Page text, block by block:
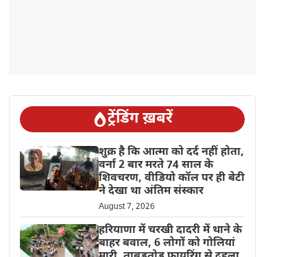
ट्रेंडिंग ख़बरें
शुक्र है कि आत्मा को दर्द नहीं होता,
वर्ना 2 बार मरते 74 साल के
शिवचरण, वीडियो कॉल पर ही बेटी
ने देखा था अंतिम संस्कार
August 7, 2026
हरियाणा में चरखी दादरी में थाने के
बाहर बवाल, 6 लोगों को गोलियां